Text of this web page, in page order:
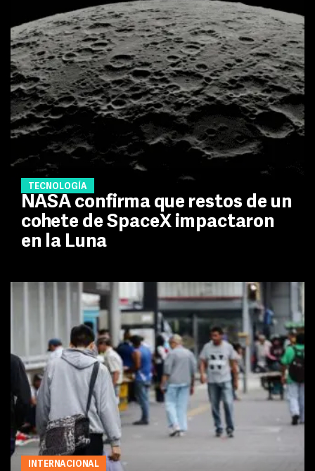
TECNOLOGÍA
NASA confirma que restos de un
cohete de SpaceX impactaron
en la Luna
INTERNACIONAL